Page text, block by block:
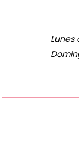
Lunes